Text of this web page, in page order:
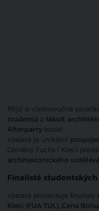
Přijď si vlastnoručně
studentů z fakult
Afterparty bude!
Výstava je unikátní
Olověný Fuchs f Kleci
architektonického
Finalisté
Výstava prezentuje finalisty
Kleci (FUA TUL), Cena